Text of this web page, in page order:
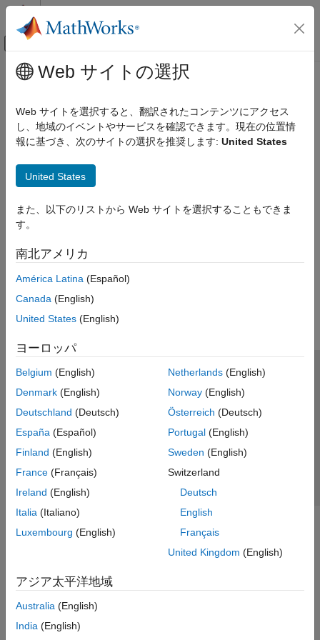
コンテンツへスキップ
オフキャンバス ナビゲーション メ
ドキュメンテーションのホーム
メインコンテンツ
Web サイトの選択
Web サイトを選択すると、翻訳されたコンテンツにアクセス
し、地域のイベントやサービスを確認できます。現在の位置情
報に基づき、次のサイトの選択を推奨します: United States
United States
また、以下のリストから Web サイトを選択することもできま
す。
南北アメリカ
América Latina (Español)
Canada (English)
United States (English)
ヨーロッパ
Belgium (English)
Denmark (English)
Deutschland (Deutsch)
España (Español)
Finland (English)
France (Français)
Ireland (English)
Italia (Italiano)
Luxembourg (English)
Netherlands(English)
Norway(English)
Österreich (Deutsch)
Portugal(English)
Sweden (English)
Switzerland
Deutsch
English
Français
United Kingdom (English)
アジア太平洋地域
Australia (English)
India (English)
トラストセンター
プライバシー ポリシー
違法コピー防止
アプリケーション ステータス
© 1994-2026 The MathWorks, Inc.